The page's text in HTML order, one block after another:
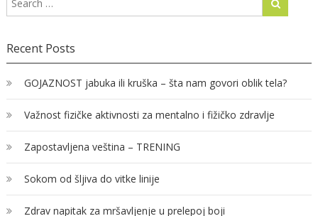
Recent Posts
GOJAZNOST jabuka ili kruška – šta nam govori oblik tela?
Važnost fizičke aktivnosti za mentalno i fižičko zdravlje
Zapostavljena veština – TRENING
Sokom od šljiva do vitke linije
Zdrav napitak za mršavljenje u prelepoj boji